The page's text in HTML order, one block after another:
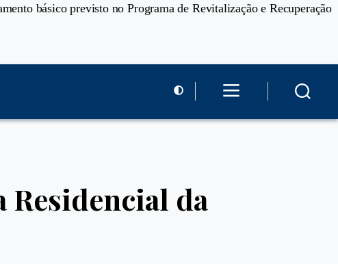
básico previsto no Programa de Revitalização e Recuperação
da